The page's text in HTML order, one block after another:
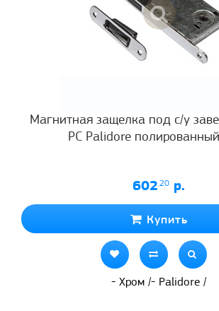
Магнитная защелка под с/у
PC Palidore
602.20 р.
Купить
- Хром /- Palidore /